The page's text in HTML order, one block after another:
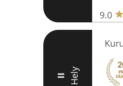
9.0
II Hely